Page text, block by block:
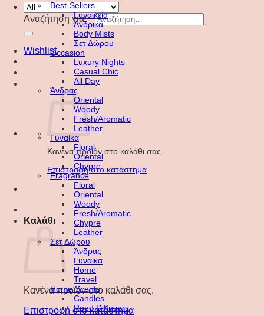
Αναζήτηση για:
Wishlist
Κανένα προϊόν στο καλάθι σας.
Επιστροφή στο κατάστημα
Καλάθι
Κανένα προϊόν στο καλάθι σας.
Επιστροφή στο κατάστημα
Best-Sellers
Γυναικεία
Ανδρικά
Body Mists
Σετ Δώρου
Occasion
Luxury Nights
Casual Chic
All Day
Άνδρας
Oriental
Woody
Fresh/Aromatic
Leather
Γυναίκα
Floral
Oriental
Chypre
Fragrance
Floral
Oriental
Woody
Fresh/Aromatic
Chypre
Leather
Σετ Δώρου
Άνδρας
Γυναίκα
Home
Travel
Home Scents
Candles
Reed Diffusers